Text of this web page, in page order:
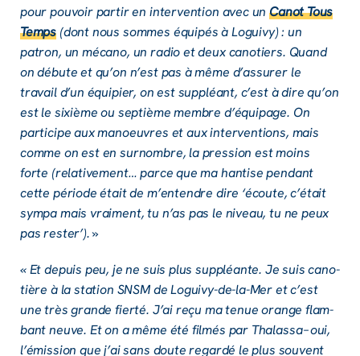
pour pouvoir partir en inter­ven­tion avec unCanot Tous
Temps (dont nous sommes équi­pés à Loguivy) : un
patron, un mécano, un radio et deux cano­tiers. Quand
on débute et qu’on n’est pas à même d’as­su­rer le
travail d’un équi­pier, on est suppléant, c’est à dire qu’on
est le sixième ou septième membre d’équi­page. On
parti­cipe aux manoeuvres et aux inter­ven­tions, mais
comme on est en surnombre, la pres­sion est moins
forte (rela­ti­ve­ment… parce que ma hantise pendant
cette période était de m’en­tendre dire ‘écoute, c’était
sympa mais vrai­ment, tu n’as pas le niveau, tu ne peux
pas rester’). »
« Et depuis peu, je ne suis plus suppléante. Je suis cano­
tière à la station SNSM de Loguivy-de-la-Mer et c’est
une très grande fierté. J’ai reçu ma tenue orange flam­
bant neuve. Et on a même été filmés par Thalassa – oui,
l’émis­sion que j’ai sans doute regardé le plus souvent